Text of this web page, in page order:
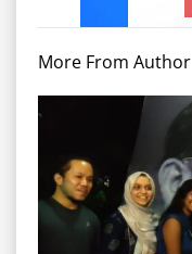
More From Author